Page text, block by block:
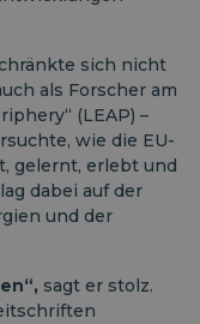
sich nicht
als Forscher am
(LEAP) –
wie die EU-
gelernt, erlebt und
dabei auf der
und der
sagt er stolz.